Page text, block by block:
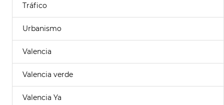
Tráfico
Urbanismo
Valencia
Valencia verde
Valencia Ya